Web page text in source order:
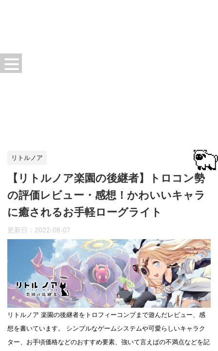
リトルノア
【リトルノア楽園の後継者】トロコン勢
の評価レビュー・感想！かわいいキャラ
に癒されるお手軽ローグライト
更新日： 2022-08-07
リトルノア 楽園の後継者をトロフィーコンプまで遊んだレビュー、感
想を書いています。 シンプルなゲームシステムや可愛らしいキャラク
ター、お手頃価格などのおすすめ要素、強いて言えばの不満点などを記